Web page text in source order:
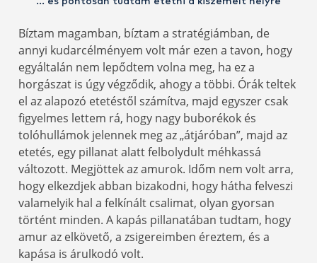
Bíztam magamban, bíztam a stratégiámban, de
annyi kudarcélményem volt már ezen a tavon, hogy
egyáltalán nem lepődtem volna meg, ha ez a
horgászat is úgy végződik, ahogy a többi. Órák teltek
el az alapozó etetéstől számítva, majd egyszer csak
figyelmes lettem rá, hogy nagy buborékok és
tolóhullámok jelennek meg az „átjáróban”, majd az
etetés, egy pillanat alatt felbolydult méhkassá
változott. Megjöttek az amurok. Időm nem volt arra,
hogy elkezdjek abban bizakodni, hogy hátha felveszi
valamelyik hal a felkínált csalimat, olyan gyorsan
történt minden. A kapás pillanatában tudtam, hogy
amur az elkövető, a zsigereimben éreztem, és a
kapása is árulkodó volt.